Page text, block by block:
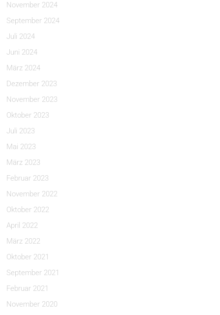
November 2024
September 2024
Juli 2024
Juni 2024
März 2024
Dezember 2023
November 2023
Oktober 2023
Juli 2023
Mai 2023
März 2023
Februar 2023
November 2022
Oktober 2022
April 2022
März 2022
Oktober 2021
September 2021
Februar 2021
November 2020